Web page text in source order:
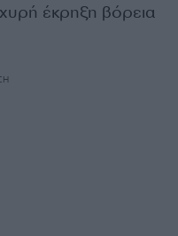
έκρηξη βόρεια